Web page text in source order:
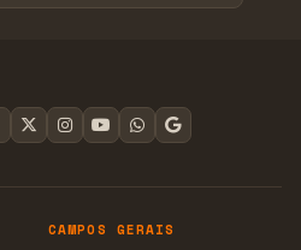
CAMPOS GERAIS